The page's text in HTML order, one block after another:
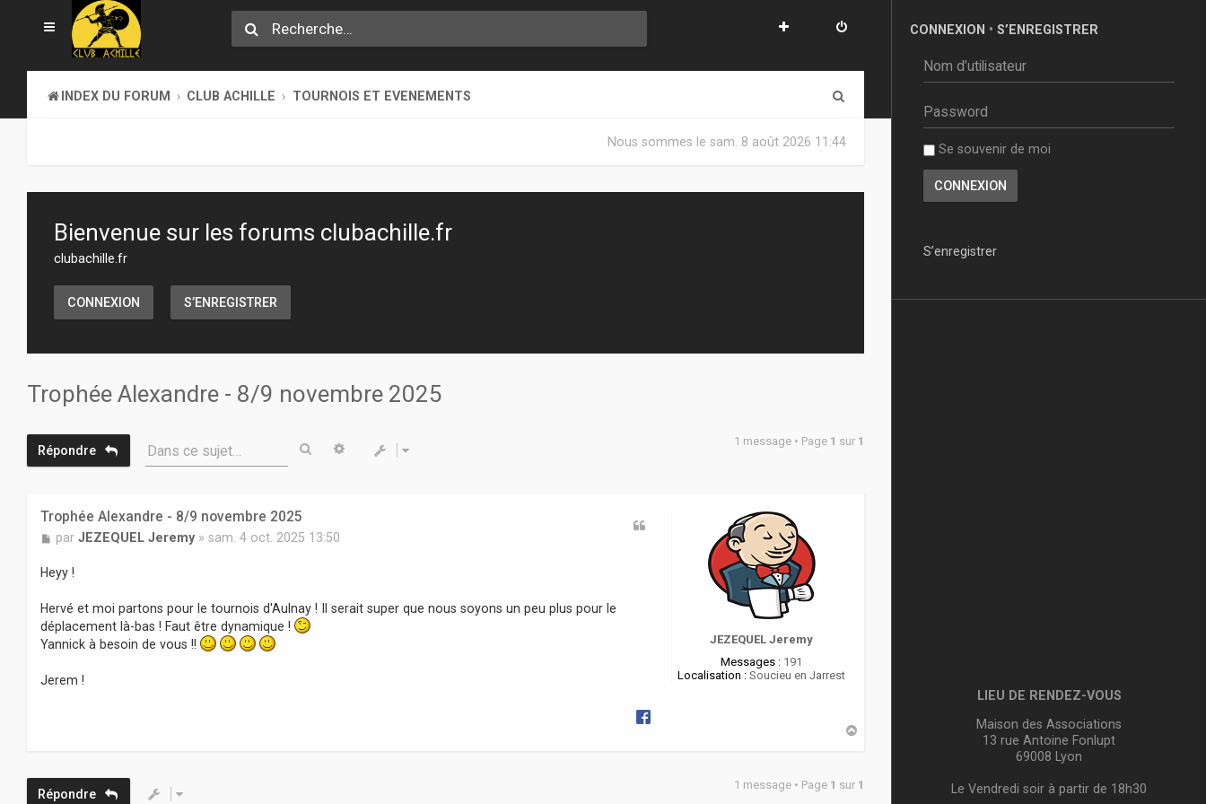
INDEX DU FORUM CLUB ACHILLE TOURNOIS ET EVENEMENTS
Nous sommes le sam. 8 août 2026 11:44
Bienvenue sur les forums clubachille.fr
clubachille.fr
CONNEXION S’ENREGISTRER
Trophée Alexandre - 8/9 novembre 2025
Répondre Dans ce sujet… RechercherRecherche avancée 1 message • Page 1 sur 1
JEZEQUEL Jeremy
Messages : 191
Localisation : Soucieu en Jarrest
Trophée Alexandre - 8/9 novembre 2025
M
s
s
g
e
par JEZEQUEL Jeremy» sam. 4 oct. 2025 13:50
Heyy !
Hervé et moi partons pour le tournois d'Aulnay ! Il serait super que nous soyons un peu plus pour le
déplacement là-bas ! Faut être dynamique !
Yannick à besoin de vous !!
Jerem !
Répondre
1 message • Page 1 sur 1
CONNEXION • S’ENREGISTRER
Se souvenir de moi
S’enregistrer
LIEU DE RENDEZ-VOUS
Maison des Associations
13 rue Antoine Fonlupt
69008 Lyon
Le Vendredi soir à partir de 18h30